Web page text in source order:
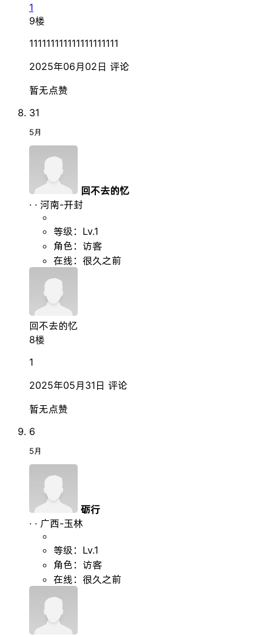
1
9楼
111111111111111111111
2025年06月02日 评论
暂无点赞
31
5月
回不去的忆
· · 河南-开封
等级：Lv.1
角色：访客
在线：很久之前
回不去的忆
8楼
1
2025年05月31日 评论
暂无点赞
6
5月
砺行
· · 广西-玉林
等级：Lv.1
角色：访客
在线：很久之前